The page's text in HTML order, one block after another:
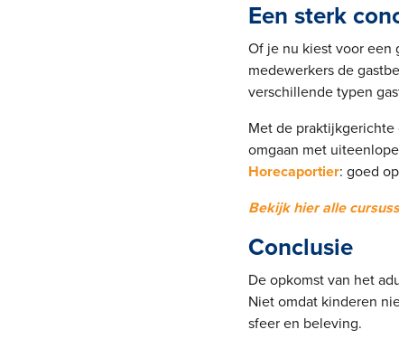
Een sterk
Of je nu kiest voor
medewerkers de
verschillende typen
Met de
omgaan met
Horecaportier: goed
Bekijk hier alle
Conclusie
De opkomst van het
Niet omdat kinderen
sfeer en beleving.